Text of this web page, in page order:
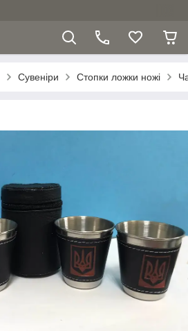
Сувеніри Стопки ложки ножі